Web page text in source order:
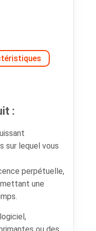
:
sur lequel vous
perpétuelle,
une